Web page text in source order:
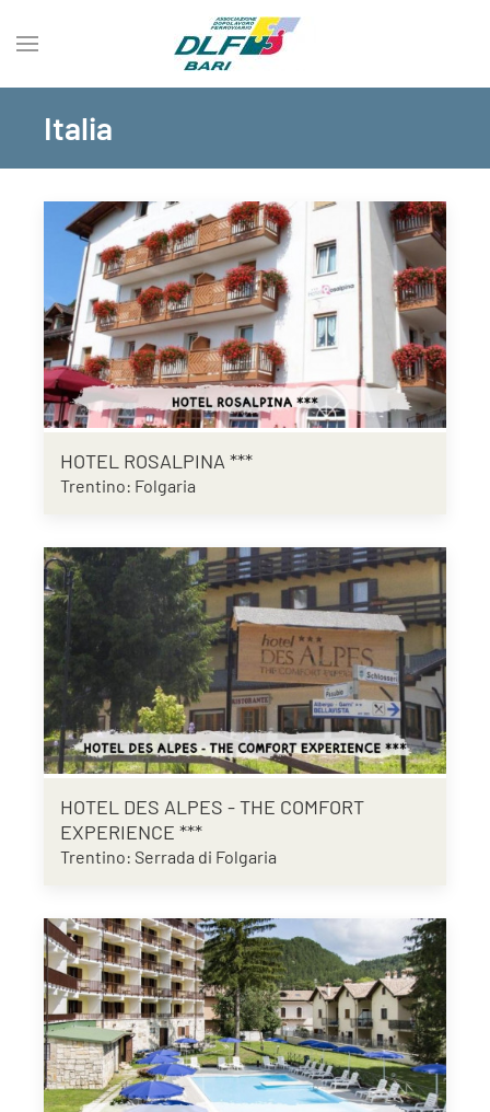
Italia
HOTEL ROSALPINA ***
Trentino: Folgaria
HOTEL DES ALPES - THE COMFORT
EXPERIENCE ***
Trentino: Serrada di Folgaria